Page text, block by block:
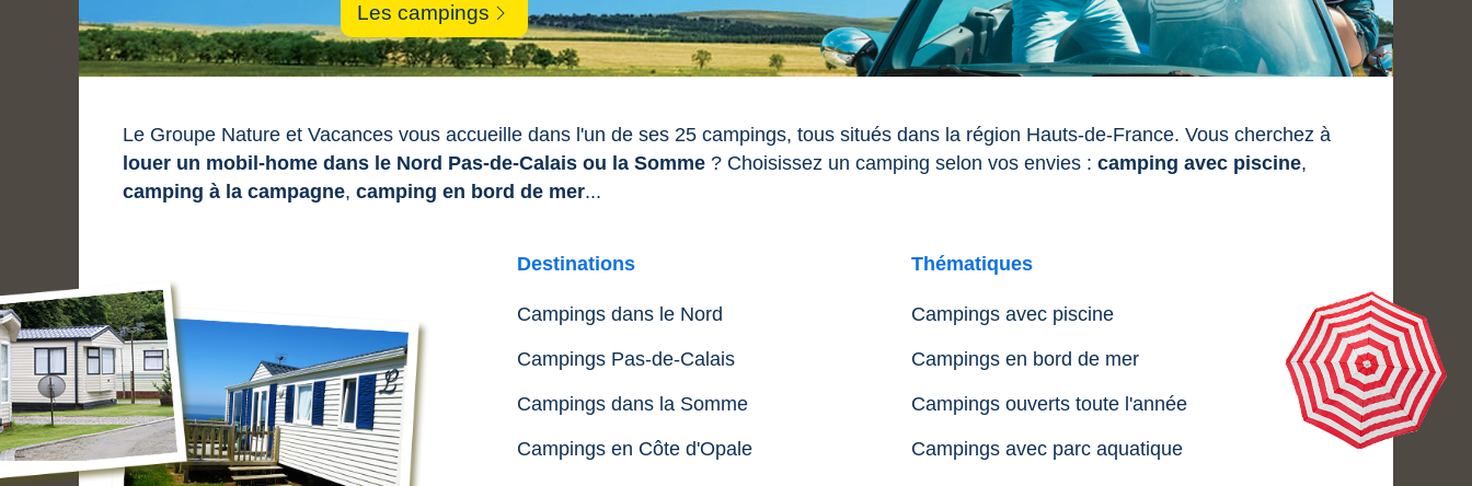
Les campings
Le Groupe Nature et Vacances vous accueille dans l'un de ses 25 campings, tous situés dans la région Hauts-de-France. Vous cherchez à
louer un mobil-home dans le Nord Pas-de-Calais ou la Somme ? Choisissez un camping selon vos envies : camping avec piscine,
camping à la campagne, camping en bord de mer...
Destinations
Campings dans le Nord
Campings Pas-de-Calais
Campings dans la Somme
Campings en Côte d'Opale
Thématiques
Campings avec piscine
Campings en bord de mer
Campings ouverts toute l'année
Campings avec parc aquatique